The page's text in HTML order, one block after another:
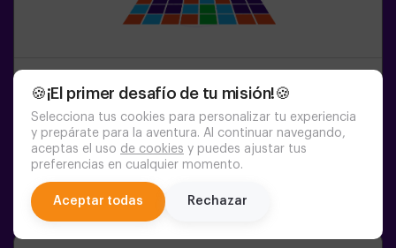
🍪¡El primer desafío de tu misión!🍪
Selecciona tus cookies para personalizar tu experiencia
y prepárate para la aventura. Al continuar navegando,
aceptas el uso de cookies y puedes ajustar tus
preferencias en cualquier momento.
Aceptar todas Rechazar
1-6PERSONAS 45 MIN. 8+AÑOS
Pulse Up: El Suelo Es Lava (sala 2)
17:30 18:35 19:40 20:45
22:55